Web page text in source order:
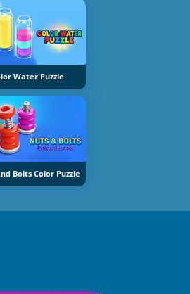
Water Puzzle
Bolts Color Puzzle